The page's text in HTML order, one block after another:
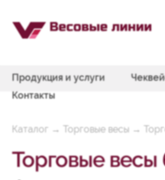
Продукция и услуги
Контакты
Каталог → Торговые весы →
Торговые весы